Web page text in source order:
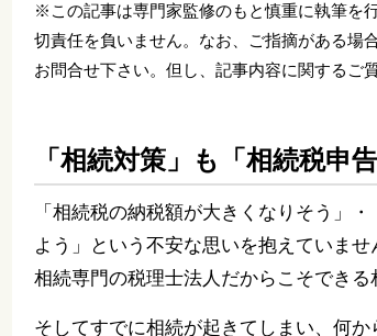
※この記事は専門家監修のもと慎重に執筆を
切責任を負いません。なお、ご指摘がある場
お問合せ下さい。但し、記事内容に関するご
「相続対策」も「相続税申
「相続税の納税額が大きくなりそう」
よう」という不安な思いを抱えていませ
相続専門の税理士法人だからこそできる
そしてすでに相続が起きてしまい、何